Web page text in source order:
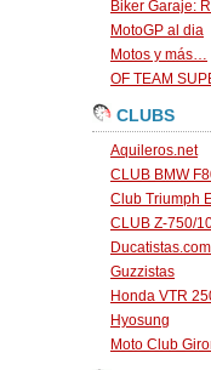
Biker Garaje:
MotoGP al dia
Motos y más…
OF TEAM
CLUBS
Aquileros.net
CLUB BMW
Club Triumph
CLUB Z-750/
Ducatistas.com
Guzzistas
Honda VTR
Hyosung
Moto Club